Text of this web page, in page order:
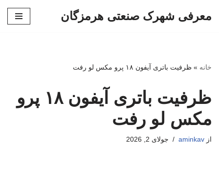
معرفی شهرک صنعتی هرمزگان
خانه » ظرفیت باتری آیفون ۱۸ پرو مکس لو رفت
ظرفیت باتری آیفون ۱۸ پرو
مکس لو رفت
از aminkav جولای 2, 2026